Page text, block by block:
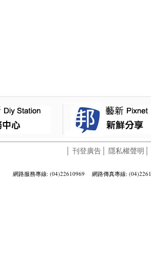
刊登廣告│ 隱私權聲明
網路服務專線: (04)22610969 網路傳真專線: